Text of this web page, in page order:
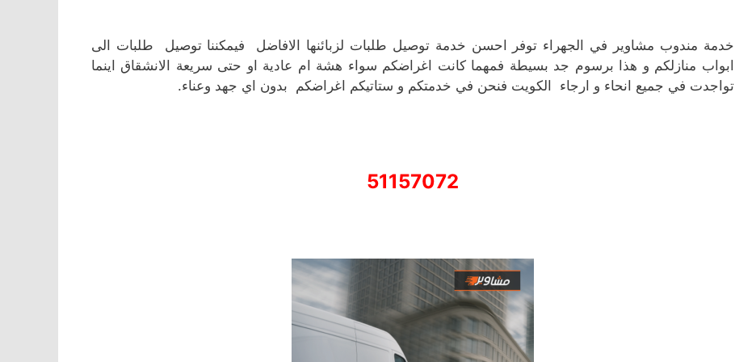
خدمة مندوب مشاوير في الجهراء توفر احسن خدمة توصيل طلبات لزبائنها الافاضل فيمكننا توصيل طلبات الى
ابواب منازلكم و هذا برسوم جد بسيطة فمهما كانت اغراضكم سواء هشة ام عادية او حتى سريعة الانشقاق اينما
تواجدت في جميع انحاء و ارجاء الكويت فنحن في خدمتكم و ستاتيكم اغراضكم بدون اي جهد وعناء.
51157072